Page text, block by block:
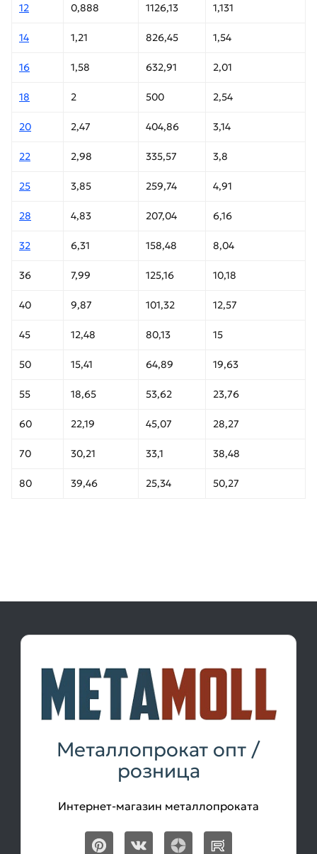
12 0,888 1126,13 1,131
14 1,21 826,45 1,54
16 1,58 632,91 2,01
18 2 500 2,54
20 2,47 404,86 3,14
22 2,98 335,57 3,8
25 3,85 259,74 4,91
28 4,83 207,04 6,16
32 6,31 158,48 8,04
36 7,99 125,16 10,18
40 9,87 101,32 12,57
45 12,48 80,13 15
50 15,41 64,89 19,63
55 18,65 53,62 23,76
60 22,19 45,07 28,27
70 30,21 33,1 38,48
80 39,46 25,34 50,27
Металлопрокат опт /
розница
Интернет-магазин металлопроката